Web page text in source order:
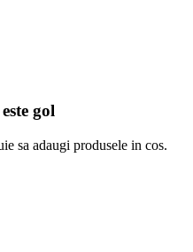
gol
sa adaugi produsele in cos.